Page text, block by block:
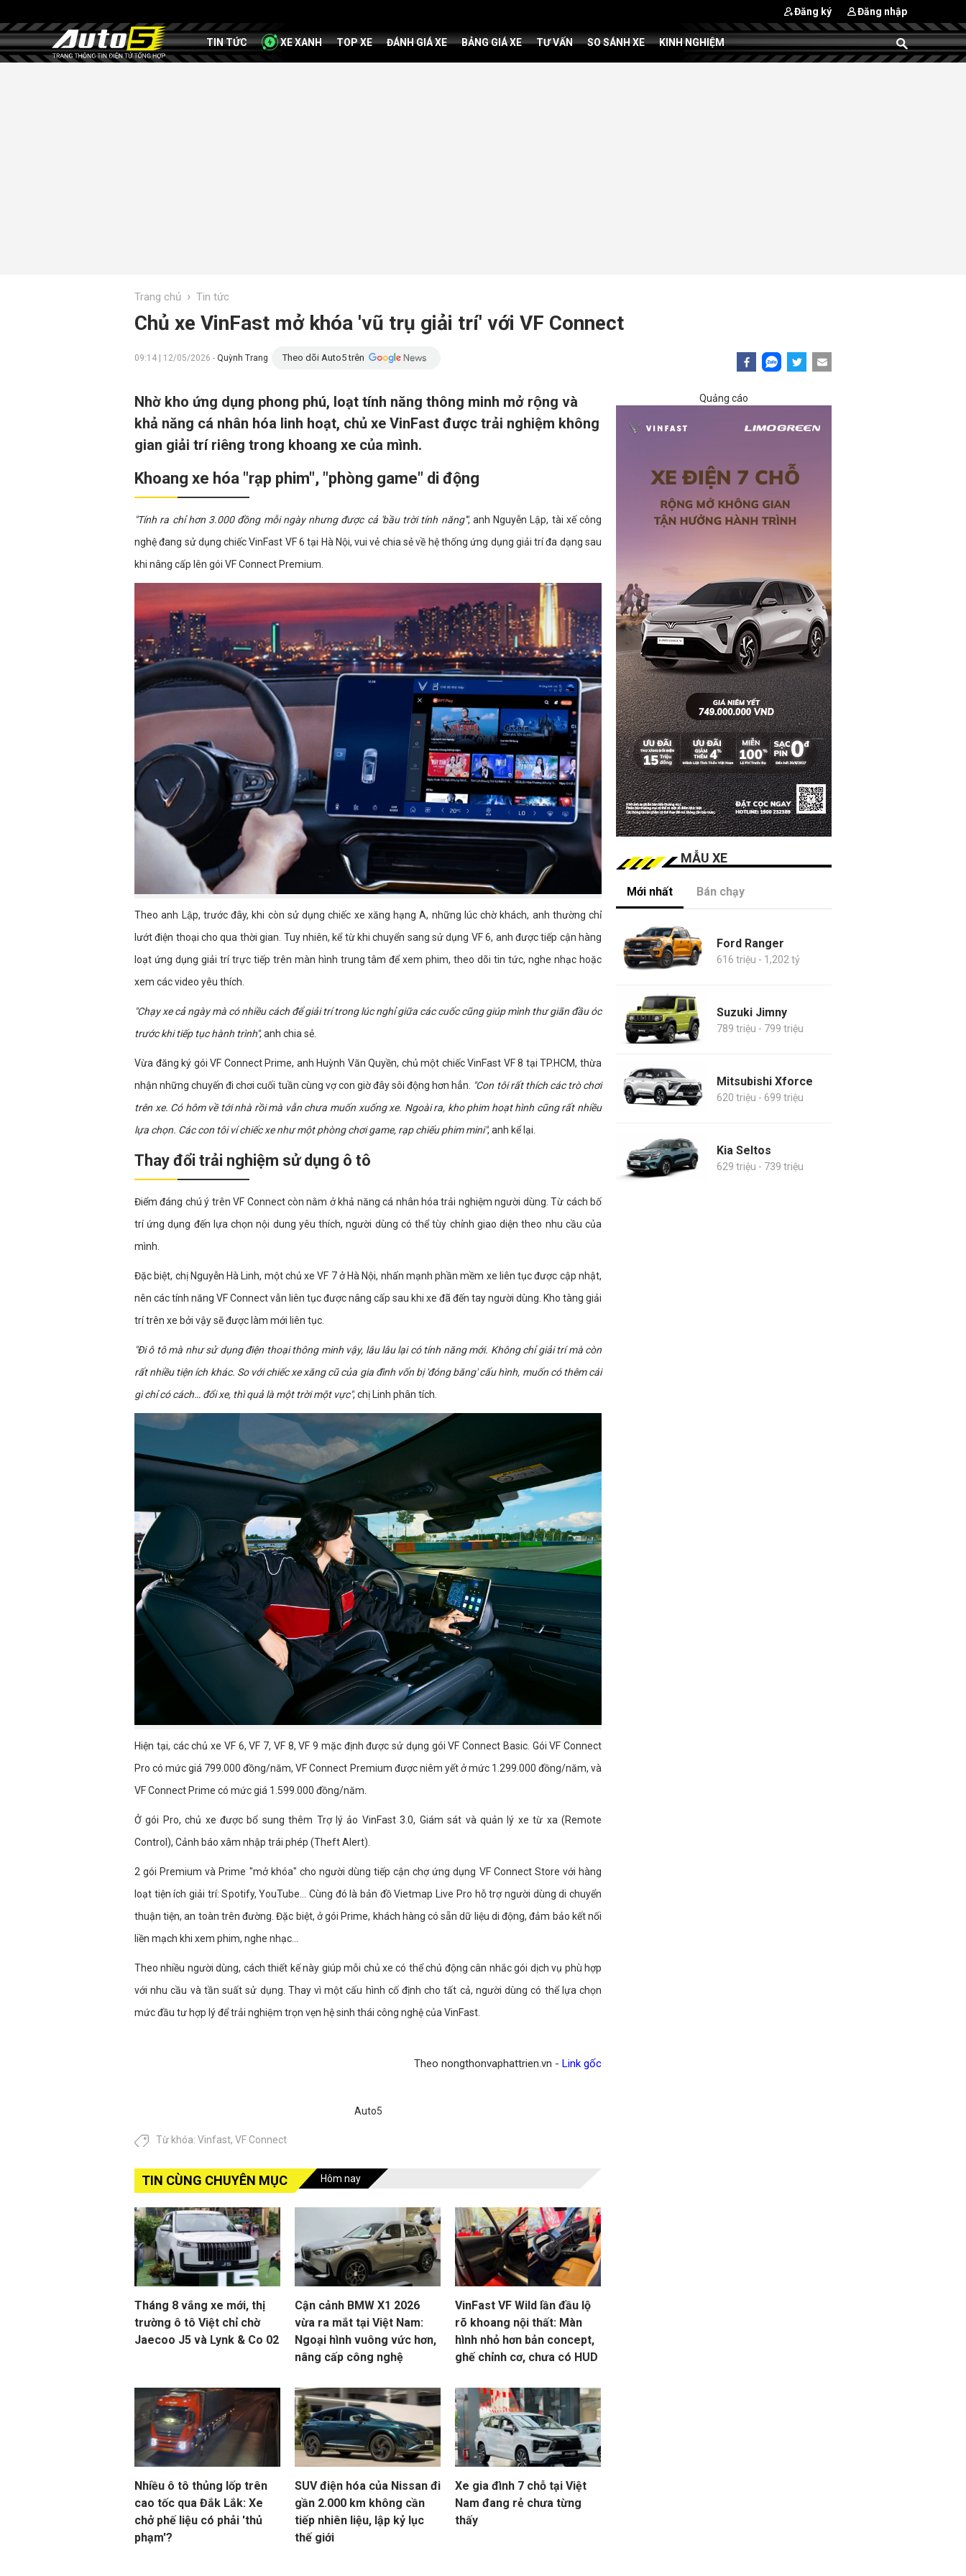
Đăng ký Đăng nhập
TIN TỨC XE XANH TOP XE ĐÁNH GIÁ XE BẢNG GIÁ XE TƯ VẤN SO SÁNH XE KINH NGHIỆM
Trang chủ › Tin tức
Chủ xe VinFast mở khóa 'vũ trụ giải trí' với VF Connect
09:14 | 12/05/2026 - Quỳnh Trang Theo dõi Auto5 trên
Nhờ kho ứng dụng phong phú, loạt tính năng thông minh mở rộng và
khả năng cá nhân hóa linh hoạt, chủ xe VinFast được trải nghiệm không
gian giải trí riêng trong khoang xe của mình.
Khoang xe hóa "rạp phim", "phòng game" di động
"Tính ra chỉ hơn 3.000 đồng mỗi ngày nhưng được cả 'bầu trời tính năng'", anh Nguyễn Lập, tài xế công
nghệ đang sử dụng chiếc VinFast VF 6 tại Hà Nội, vui vẻ chia sẻ về hệ thống ứng dụng giải trí đa dạng sau
khi nâng cấp lên gói VF Connect Premium.
Theo anh Lập, trước đây, khi còn sử dụng chiếc xe xăng hạng A, những lúc chờ khách, anh thường chỉ
lướt điện thoại cho qua thời gian. Tuy nhiên, kể từ khi chuyển sang sử dụng VF 6, anh được tiếp cận hàng
loạt ứng dụng giải trí trực tiếp trên màn hình trung tâm để xem phim, theo dõi tin tức, nghe nhạc hoặc
xem các video yêu thích.
"Chạy xe cả ngày mà có nhiều cách để giải trí trong lúc nghỉ giữa các cuốc cũng giúp mình thư giãn đầu óc
trước khi tiếp tục hành trình", anh chia sẻ.
Vừa đăng ký gói VF Connect Prime, anh Huỳnh Văn Quyền, chủ một chiếc VinFast VF 8 tại TP.HCM, thừa
nhận những chuyến đi chơi cuối tuần cùng vợ con giờ đây sôi động hơn hẳn. "Con tôi rất thích các trò chơi
trên xe. Có hôm về tới nhà rồi mà vẫn chưa muốn xuống xe. Ngoài ra, kho phim hoạt hình cũng rất nhiều
lựa chọn. Các con tôi ví chiếc xe như một phòng chơi game, rạp chiếu phim mini", anh kể lại.
Thay đổi trải nghiệm sử dụng ô tô
Điểm đáng chú ý trên VF Connect còn nằm ở khả năng cá nhân hóa trải nghiệm người dùng. Từ cách bố
trí ứng dụng đến lựa chọn nội dung yêu thích, người dùng có thể tùy chỉnh giao diện theo nhu cầu của
mình.
Đặc biệt, chị Nguyễn Hà Linh, một chủ xe VF 7 ở Hà Nội, nhấn mạnh phần mềm xe liên tục được cập nhật,
nên các tính năng VF Connect vẫn liên tục được nâng cấp sau khi xe đã đến tay người dùng. Kho tàng giải
trí trên xe bởi vậy sẽ được làm mới liên tục.
"Đi ô tô mà như sử dụng điện thoại thông minh vậy, lâu lâu lại có tính năng mới. Không chỉ giải trí mà còn
rất nhiều tiện ích khác. So với chiếc xe xăng cũ của gia đình vốn bị 'đóng băng' cấu hình, muốn có thêm cái
gì chỉ có cách… đổi xe, thì quả là một trời một vực", chị Linh phân tích.
Hiện tại, các chủ xe VF 6, VF 7, VF 8, VF 9 mặc định được sử dụng gói VF Connect Basic. Gói VF Connect
Pro có mức giá 799.000 đồng/năm, VF Connect Premium được niêm yết ở mức 1.299.000 đồng/năm, và
VF Connect Prime có mức giá 1.599.000 đồng/năm.
Ở gói Pro, chủ xe được bổ sung thêm Trợ lý ảo VinFast 3.0, Giám sát và quản lý xe từ xa (Remote
Control), Cảnh báo xâm nhập trái phép (Theft Alert).
2 gói Premium và Prime "mở khóa" cho người dùng tiếp cận chợ ứng dụng VF Connect Store với hàng
loạt tiện ích giải trí: Spotify, YouTube… Cùng đó là bản đồ Vietmap Live Pro hỗ trợ người dùng di chuyển
thuận tiện, an toàn trên đường. Đặc biệt, ở gói Prime, khách hàng có sẵn dữ liệu di động, đảm bảo kết nối
liền mạch khi xem phim, nghe nhạc...
Theo nhiều người dùng, cách thiết kế này giúp mỗi chủ xe có thể chủ động cân nhắc gói dịch vụ phù hợp
với nhu cầu và tần suất sử dụng. Thay vì một cấu hình cố định cho tất cả, người dùng có thể lựa chọn
mức đầu tư hợp lý để trải nghiệm trọn vẹn hệ sinh thái công nghệ của VinFast.
Theo nongthonvaphattrien.vn - Link gốc
Auto5
Từ khóa: Vinfast, VF Connect
TIN CÙNG CHUYÊN MỤC Hôm nay
Tháng 8 vắng xe mới, thị
trường ô tô Việt chỉ chờ
Jaecoo J5 và Lynk & Co 02
Cận cảnh BMW X1 2026
vừa ra mắt tại Việt Nam:
Ngoại hình vuông vức hơn,
nâng cấp công nghệ
VinFast VF Wild lần đầu lộ
rõ khoang nội thất: Màn
hình nhỏ hơn bản concept,
ghế chỉnh cơ, chưa có HUD
Nhiều ô tô thủng lốp trên
cao tốc qua Đắk Lắk: Xe
chở phế liệu có phải 'thủ
phạm'?
SUV điện hóa của Nissan đi
gần 2.000 km không cần
tiếp nhiên liệu, lập kỷ lục
thế giới
Xe gia đình 7 chỗ tại Việt
Nam đang rẻ chưa từng
thấy
Quảng cáo
MẪU XE
Mới nhất Bán chạy
Ford Ranger
616 triệu - 1,202 tỷ
Suzuki Jimny
789 triệu - 799 triệu
Mitsubishi Xforce
620 triệu - 699 triệu
Kia Seltos
629 triệu - 739 triệu